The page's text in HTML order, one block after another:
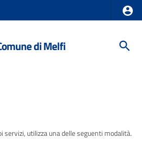
di Melfi
servizi, utilizza una delle seguenti modalità.